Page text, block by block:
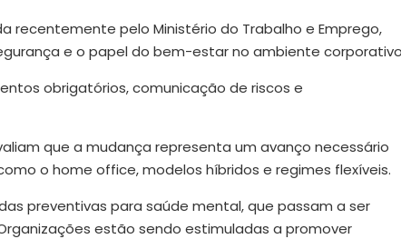
recentemente pelo Ministério do Trabalho e Emprego,
e o papel do bem-estar no ambiente
obrigatórios, comunicação de riscos e
que a mudança representa um avanço necessário
o home office, modelos híbridos e regimes flexíveis.
preventivas para saúde mental, que passam a ser
estão sendo estimuladas a promover